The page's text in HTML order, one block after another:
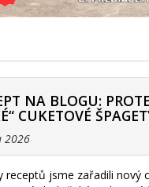
NA BLOGU:
CUKETOVÉ
2026
receptů jsme zařadili nový